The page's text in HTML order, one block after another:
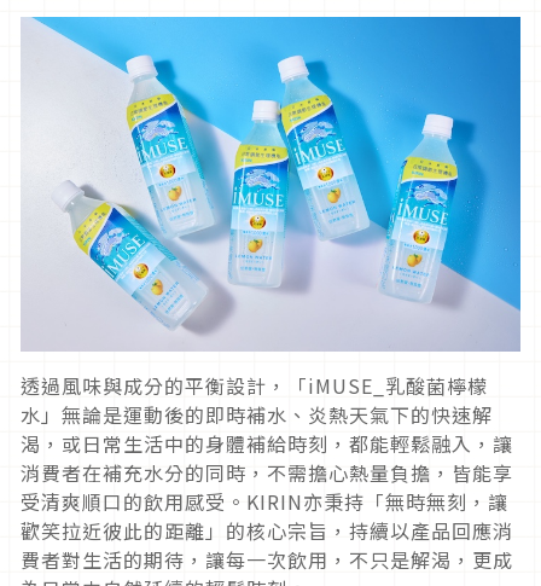
透過風味與成分的平衡設計，「iMUSE_乳酸菌檸檬
水」無論是運動後的即時補水、炎熱天氣下的快速解
渴，或日常生活中的身體補給時刻，都能輕鬆融入，讓
消費者在補充水分的同時，不需擔心熱量負擔，皆能享
受清爽順口的飲用感受。KIRIN亦秉持「無時無刻，讓
歡笑拉近彼此的距離」的核心宗旨，持續以產品回應消
費者對生活的期待，讓每一次飲用，不只是解渴，更成